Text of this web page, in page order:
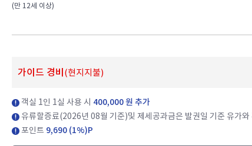
(만 12세 이상)​
가이드 경비 (현지지불)
객실 1인 1실 사용 시 400,000 원 추가
유류할증료(2026년 08월 기준)및 제세공과금은 발권일 기준 유가
포인트 9,690 (1%)P